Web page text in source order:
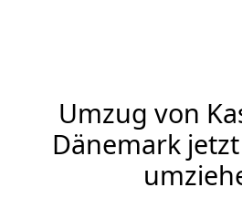
Umzug von
Dänemark